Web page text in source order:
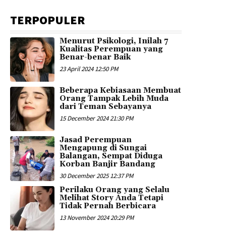
TERPOPULER
Menurut Psikologi, Inilah 7
Kualitas Perempuan yang
Benar-benar Baik
23 April 2024 12:50 PM
Beberapa Kebiasaan Membuat
Orang Tampak Lebih Muda
dari Teman Sebayanya
15 December 2024 21:30 PM
Jasad Perempuan
Mengapung di Sungai
Balangan, Sempat Diduga
Korban Banjir Bandang
30 December 2025 12:37 PM
Perilaku Orang yang Selalu
Melihat Story Anda Tetapi
Tidak Pernah Berbicara
13 November 2024 20:29 PM